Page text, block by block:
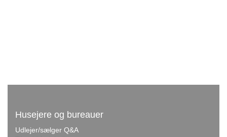
Husejere og bureauer
Udlejer/sælger Q&A